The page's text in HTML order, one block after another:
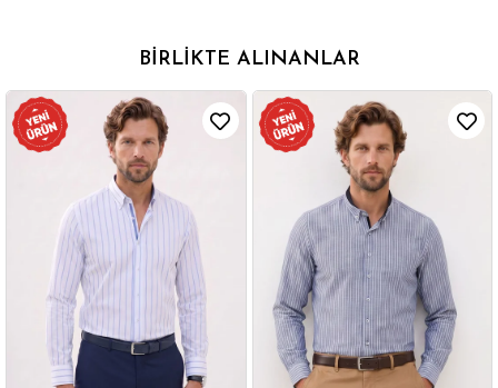
BIRLIKTE ALINANLAR